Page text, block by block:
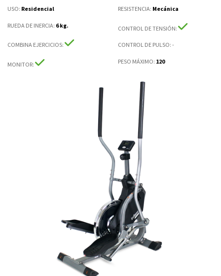
USO: Residencial
RUEDA DE INERCIA: 6 kg.
COMBINA EJERCICIOS:
MONITOR:
RESISTENCIA: Mecánica
CONTROL DE TENSIÓN:
CONTROL DE PULSO: -
PESO MÁXIMO: 120